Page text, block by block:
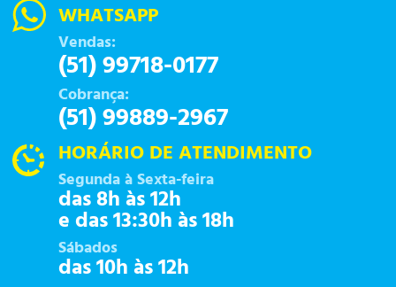
WHATSAPP
Vendas:
(51) 99718-0177
Cobrança:
(51) 99889-2967
HORÁRIO DE ATENDIMENTO
Segunda à Sexta-feira
das 8h às 12h
e das 13:30h às 18h
Sábados
das 10h às 12h